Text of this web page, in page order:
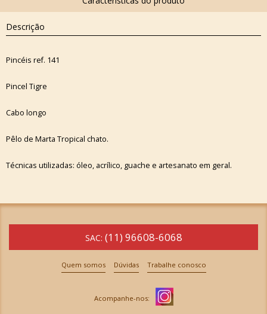
Descrição
Pincéis ref. 141
Pincel Tigre
Cabo longo
Pêlo de Marta Tropical chato.
Técnicas utilizadas: óleo, acrílico, guache e artesanato em geral.
SAC: (11) 96608-6068
Quem somos Dúvidas Trabalhe conosco